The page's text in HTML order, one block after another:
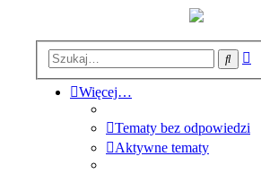
Szukaj
Więcej…
Tematy bez odpowiedzi
Aktywne tematy